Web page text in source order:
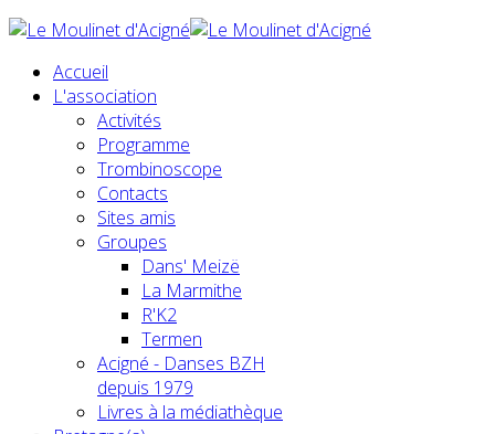
Accueil
L'association
Activités
Programme
Trombinoscope
Contacts
Sites amis
Groupes
Dans' Meizë
La Marmithe
R'K2
Termen
Acigné - Danses BZH
depuis 1979
Livres à la médiathèque